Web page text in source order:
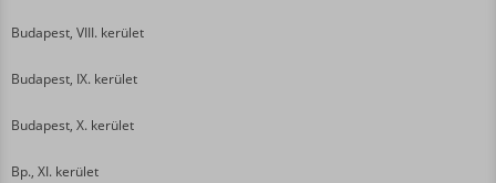
Budapest, VIII. kerület
Budapest, IX. kerület
Budapest, X. kerület
Bp., XI. kerület